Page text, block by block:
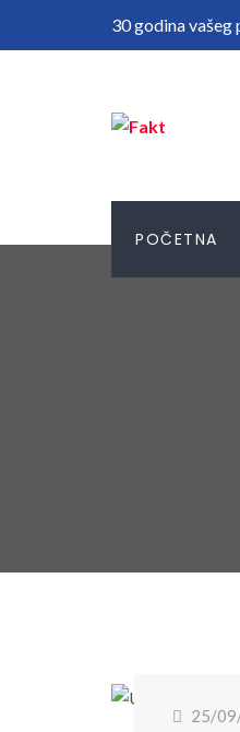
30 godina vašeg
POČETNA
25/